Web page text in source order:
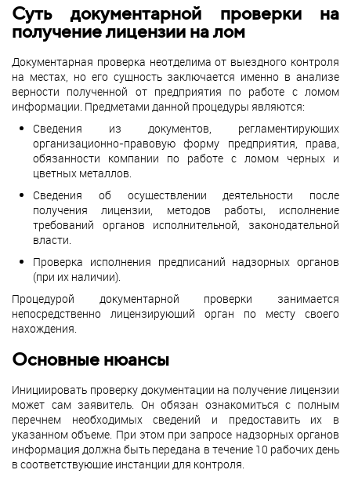
Суть документарной проверки на
получение лицензии на лом
Документарная проверка неотделима от выездного контроля
на местах, но его сущность заключается именно в анализе
верности полученной от предприятия по работе с ломом
информации. Предметами данной процедуры являются:
Сведения из документов, регламентирующих
организационно-правовую форму предприятия, права,
обязанности компании по работе с ломом черных и
цветных металлов.
Сведения об осуществлении деятельности после
получения лицензии, методов работы, исполнение
требований органов исполнительной, законодательной
власти.
Проверка исполнения предписаний надзорных органов
(при их наличии).
Процедурой документарной проверки занимается
непосредственно лицензирующий орган по месту своего
нахождения.
Основные нюансы
Инициировать проверку документации на получение лицензии
может сам заявитель. Он обязан ознакомиться с полным
перечнем необходимых сведений и предоставить их в
указанном объеме. При этом при запросе надзорных органов
информация должна быть передана в течение 10 рабочих день
в соответствующие инстанции для контроля.